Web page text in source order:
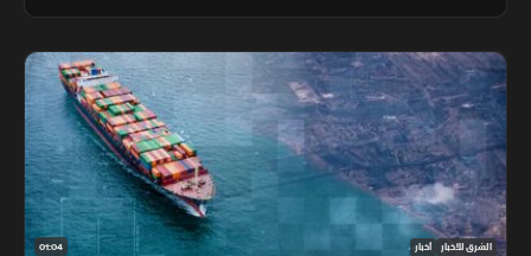
01:04 الشرق للأخبار أخبار